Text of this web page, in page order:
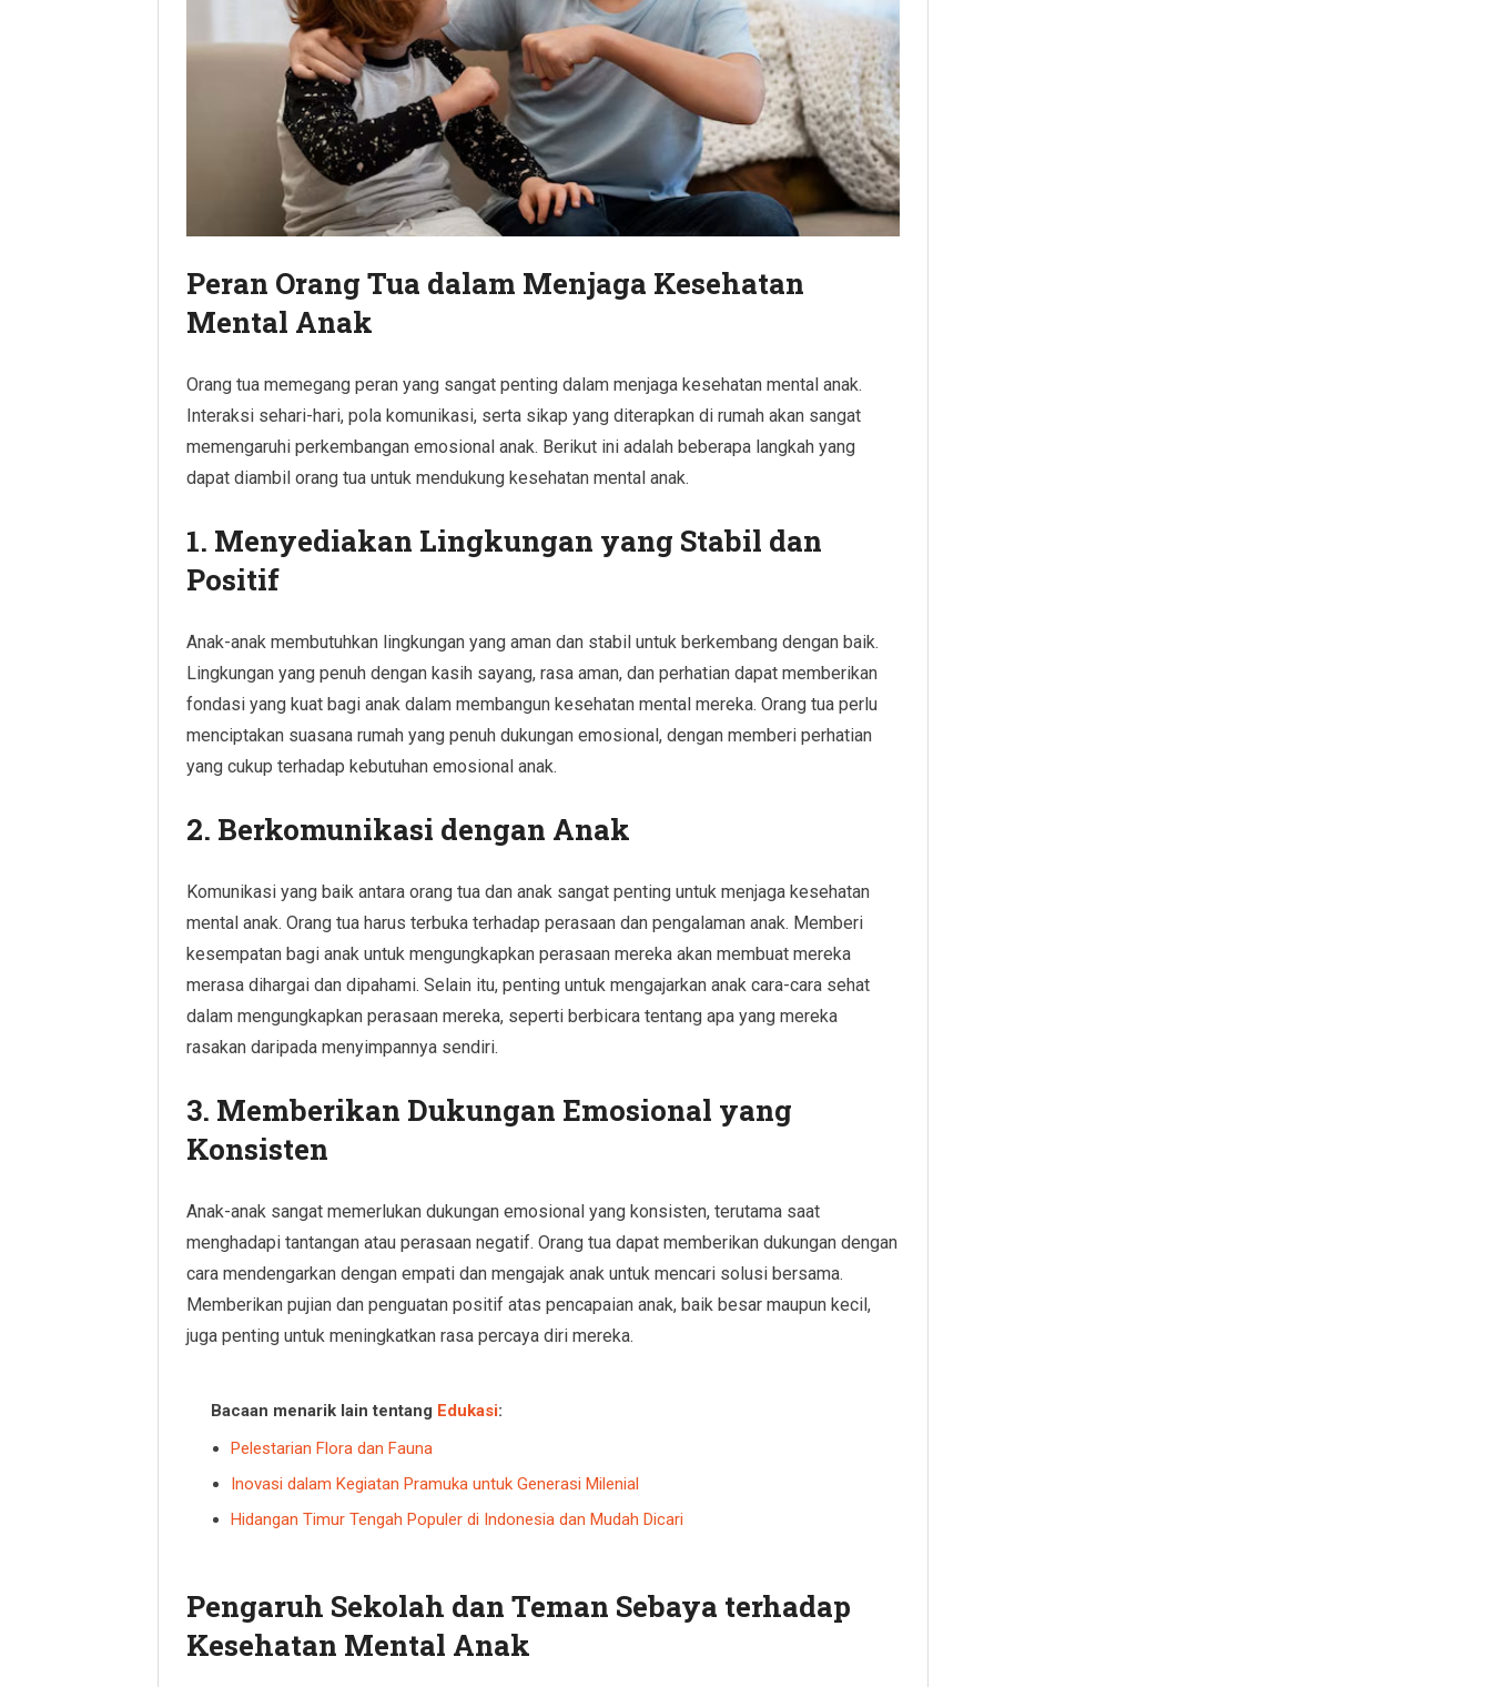
Peran Orang Tua dalam Menjaga Kesehatan
Mental Anak
Orang tua memegang peran yang sangat penting dalam menjaga kesehatan mental anak.
Interaksi sehari-hari, pola komunikasi, serta sikap yang diterapkan di rumah akan sangat
memengaruhi perkembangan emosional anak. Berikut ini adalah beberapa langkah yang
dapat diambil orang tua untuk mendukung kesehatan mental anak.
1. Menyediakan Lingkungan yang Stabil dan
Positif
Anak-anak membutuhkan lingkungan yang aman dan stabil untuk berkembang dengan baik.
Lingkungan yang penuh dengan kasih sayang, rasa aman, dan perhatian dapat memberikan
fondasi yang kuat bagi anak dalam membangun kesehatan mental mereka. Orang tua perlu
menciptakan suasana rumah yang penuh dukungan emosional, dengan memberi perhatian
yang cukup terhadap kebutuhan emosional anak.
2. Berkomunikasi dengan Anak
Komunikasi yang baik antara orang tua dan anak sangat penting untuk menjaga kesehatan
mental anak. Orang tua harus terbuka terhadap perasaan dan pengalaman anak. Memberi
kesempatan bagi anak untuk mengungkapkan perasaan mereka akan membuat mereka
merasa dihargai dan dipahami. Selain itu, penting untuk mengajarkan anak cara-cara sehat
dalam mengungkapkan perasaan mereka, seperti berbicara tentang apa yang mereka
rasakan daripada menyimpannya sendiri.
3. Memberikan Dukungan Emosional yang
Konsisten
Anak-anak sangat memerlukan dukungan emosional yang konsisten, terutama saat
menghadapi tantangan atau perasaan negatif. Orang tua dapat memberikan dukungan dengan
cara mendengarkan dengan empati dan mengajak anak untuk mencari solusi bersama.
Memberikan pujian dan penguatan positif atas pencapaian anak, baik besar maupun kecil,
juga penting untuk meningkatkan rasa percaya diri mereka.
Bacaan menarik lain tentang Edukasi:
Pelestarian Flora dan Fauna
Inovasi dalam Kegiatan Pramuka untuk Generasi Milenial
Hidangan Timur Tengah Populer di Indonesia dan Mudah Dicari
Pengaruh Sekolah dan Teman Sebaya terhadap
Kesehatan Mental Anak